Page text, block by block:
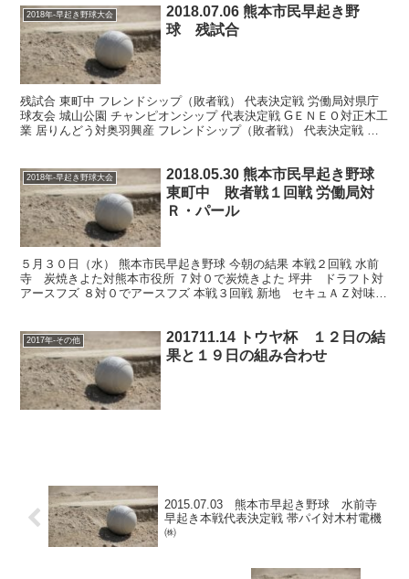
2018年-早起き野球大会
2018.07.06 熊本市民早起き野
球 残試合
残試合 東町中 フレンドシップ（敗者戦） 代表決定戦 労働局対県庁
球友会 城山公園 チャンピオンシップ 代表決定戦 GＥＮＥＯ対正木工
業 居りんどう対奥羽興産 フレンドシップ（敗者戦） 代表決定戦 ヤ
2018年-早起き野球大会
2018.05.30 熊本市民早起き野球
東町中 敗者戦１回戦 労働局対
Ｒ・パール
５月３０日（水） 熊本市民早起き野球 今朝の結果 本戦２回戦 水前
寺 炭焼きよた対熊本市役所 ７対０で炭焼きよた 坪井 ドラフト対
アースフズ ８対０でアースフズ 本戦３回戦 新地 セキュＡＺ対味千
2017年-その他
201711.14 トウヤ杯 １２日の結
果と１９日の組み合わせ
2015.07.03 熊本市早起き野球 水前寺
早起き本戦代表決定戦 帯パイ対木村電機
㈱